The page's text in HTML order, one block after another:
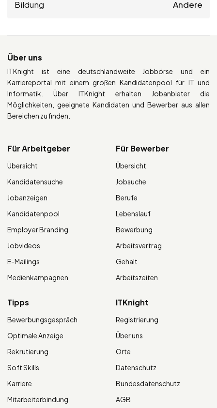
Bildung Andere
Über uns
ITKnight ist eine deutschlandweite Jobbörse und ein
Karriereportal mit einem großen Kandidatenpool für IT und
Informatik. Über ITKnight erhalten Jobanbieter die
Möglichkeiten, geeignete Kandidaten und Bewerber aus allen
Bereichen zu finden.
Für Arbeitgeber
Übersicht
Kandidatensuche
Jobanzeigen
Kandidatenpool
Employer Branding
Jobvideos
E-Mailings
Medienkampagnen
Für Bewerber
Übersicht
Jobsuche
Berufe
Lebenslauf
Bewerbung
Arbeitsvertrag
Gehalt
Arbeitszeiten
Tipps
Bewerbungsgespräch
Optimale Anzeige
Rekrutierung
Soft Skills
Karriere
Mitarbeiterbindung
ITKnight
Registrierung
Über uns
Orte
Datenschutz
Bundesdatenschutz
AGB